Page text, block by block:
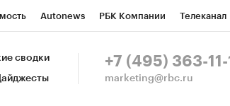
Autonews РБК Компании Телеканал
СПб Конференции СПб Спецпроекты
сводки +7 (495) 363-11-
marketing@rbc.ru